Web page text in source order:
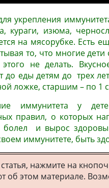
укрепления
кураги, изюма,
на мясорубке. Есть
то, что многие
не делать.
до еды детям до трех
ложке, старшим – по 1
иммунитета у
правил, о которых
болел и вырос
иммунитете, быть
нажмите на
об этом материале.